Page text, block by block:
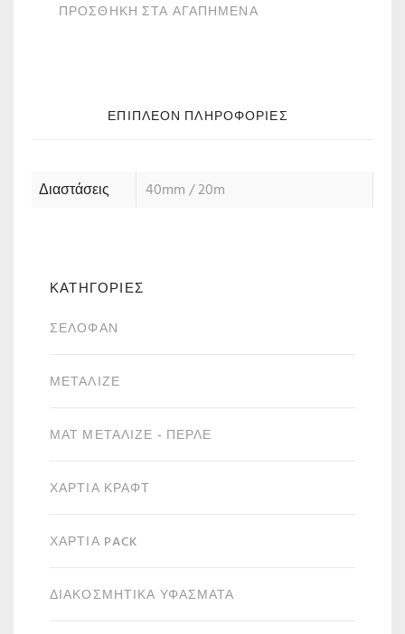
ΠΡΟΣΘΗΚΗ ΣΤΑ ΑΓΑΠΗΜΕΝΑ
ΕΠΙΠΛΈΟΝ ΠΛΗΡΟΦΟΡΊΕΣ
Διαστάσεις 40mm / 20m
ΚΑΤΗΓΟΡΙΕΣ
ΣΕΛΟΦΆΝ
ΜΕΤΑΛΙΖΈ
ΜΑΤ ΜΕΤΑΛΙΖΈ - ΠΕΡΛΈ
ΧΑΡΤΙΆ ΚΡΑΦΤ
ΧΑΡΤΙΆ PACK
ΔΙΑΚΟΣΜΗΤΙΚΆ ΥΦΆΣΜΑΤΑ